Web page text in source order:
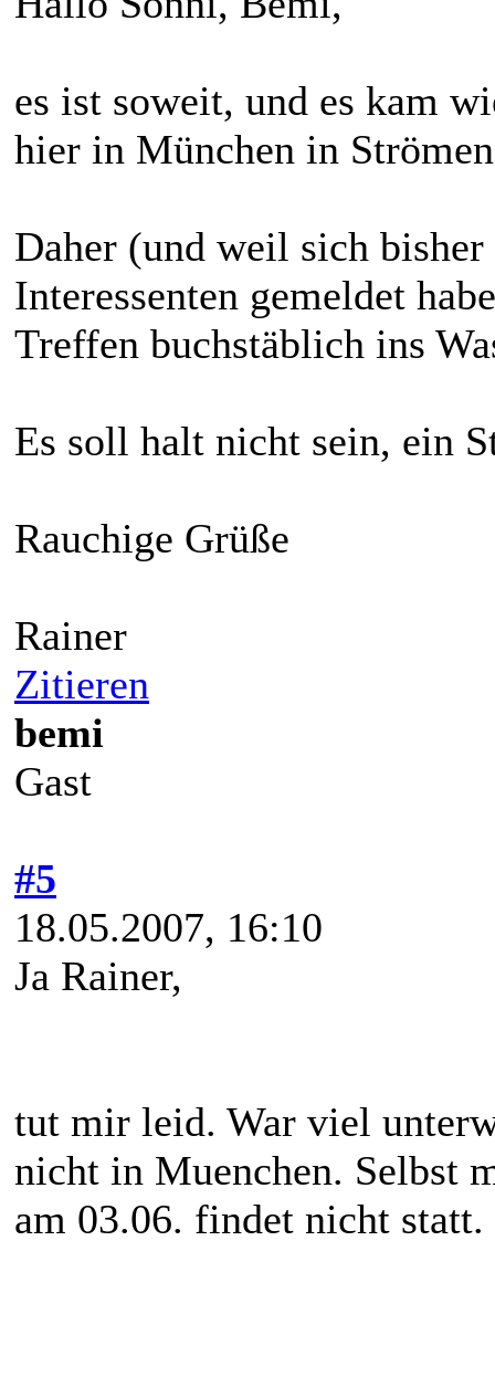
es ist soweit, und es kam
hier in München in
Daher (und weil sich
Interessenten gemeldet
Treffen buchstäblich ins
Es soll halt nicht sein, ein
Rauchige Grüße
Rainer
Zitieren
bemi
Gast
#5
18.05.2007, 16:10
Ja Rainer,
tut mir leid. War viel
nicht in Muenchen. Selbst
am 03.06. findet nicht